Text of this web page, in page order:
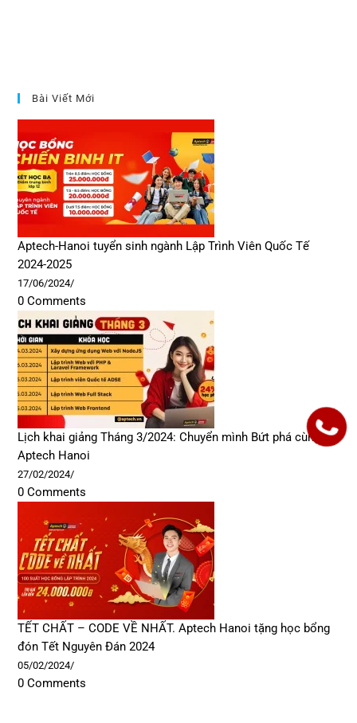
Bài Viết Mới
Aptech-Hanoi tuyển sinh ngành Lập Trình Viên Quốc Tế
2024-2025
17/06/2024/
0 Comments
Lịch khai giảng Tháng 3/2024: Chuyển mình Bứt phá cùng
Aptech Hanoi
27/02/2024/
0 Comments
TẾT CHẤT – CODE VỀ NHẤT. Aptech Hanoi tặng học bổng
đón Tết Nguyên Đán 2024
05/02/2024/
0 Comments